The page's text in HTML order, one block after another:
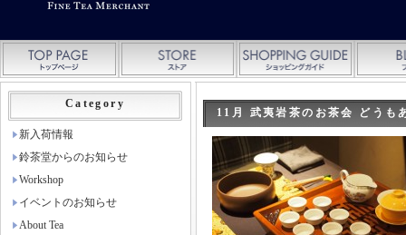
11月 武夷岩茶のお茶会 どうも
Category
新入荷情報
鈴茶堂からのお知らせ
Workshop
イベントのお知らせ
About Tea